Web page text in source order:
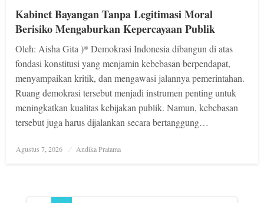
Kabinet Bayangan Tanpa Legitimasi Moral
Berisiko Mengaburkan Kepercayaan Publik
Oleh: Aisha Gita )* Demokrasi Indonesia dibangun di atas
fondasi konstitusi yang menjamin kebebasan berpendapat,
menyampaikan kritik, dan mengawasi jalannya pemerintahan.
Ruang demokrasi tersebut menjadi instrumen penting untuk
meningkatkan kualitas kebijakan publik. Namun, kebebasan
tersebut juga harus dijalankan secara bertanggung…
Posted
Agustus 7, 2026 Andika Pratama
Navigasi